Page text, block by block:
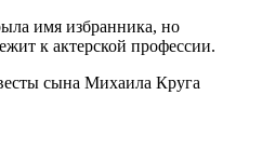
имя избранника, но
к актерской профессии.
сына Михаила Круга